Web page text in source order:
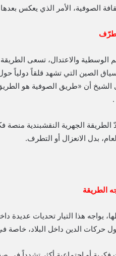
الصوفية، الأمر الذي يعكس
الوسطية والاعتدال، تسعى
الصين التي تشهد قلقاً دولياً
الشيخ أن «طريق الصوفية هو
الطريقة الجهرية النقشبندية منصة
بدل الانعزال أو التطرف.
الطريقة
يواجه هذا التيار تحديات عديدة
حركات الدين داخل البلاد، خاصة